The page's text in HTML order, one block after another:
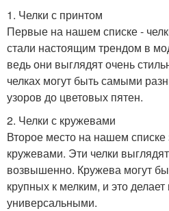
1. Челки с принтом
Первые на нашем списке -
стали настоящим трендом в
ведь они выглядят очень
челках могут быть самыми
узоров до цветовых пятен.
2. Челки с кружевами
Второе место на нашем списке
кружевами. Эти челки
возвышенно. Кружева могут
крупных к мелким, и это
универсальными.